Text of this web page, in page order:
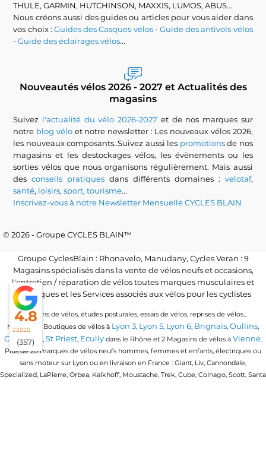
THULE, GARMIN, HUTCHINSON, MAXXIS, LUMOS, ABUS...
Nous créons aussi des guides ou articles pour vous aider dans
vos choix :Guides des Casques vélos-Guide des antivols vélos
-Guide des éclairages vélos...
Nouveautés vélos 2026 - 2027 et Actualités des
magasins
Suivez l'actualité du vélo 2026-2027 et de nos marques sur
notre blog véloet notre newsletter : Les nouveaux vélos 2026,
les nouveaux composants..Suivez aussi les promotionsde nos
magasins et les destockages vélos, les évènements ou les
sorties vélos que nous organisons régulièrement. Mais aussi
desconseils pratiques dans différents domaines : velotaf,
santé, loisirs,sport,tourisme...
Inscrivez-vous à notre Newsletter Mensuelle CYCLES BLAIN
© 2026 - Groupe CYCLES BLAIN™
Groupe CyclesBlain : Rhonavelo, Manudany, Cycles Veran : 9
Magasins spécialisés dans la vente de vélos neufs et occasions,
l'entretien / réparation de vélos toutes marques musculaires et
électriques et les Services associés aux vélos pour les cyclistes
Locations de vélos, études posturales, essais de vélos, reprises de vélos...
Magasins / Boutiques de vélos à Lyon 3, Lyon 5, Lyon 6, Brignais, Oullins,
Craponne, St Priest, Ecully dans le Rhône et 2 Magasins de vélos à Vienne.
Plus de 20 marques de vélos neufs hommes, femmes et enfants, électriques ou
sans moteur sur Lyon ou en livraison en France : Giant, Liv, Cannondale,
Specialized, LaPierre, Orbea, Kalkhoff, Moustache, Trek, Cube, Colnago, Scott, Santa
4.8
(357)